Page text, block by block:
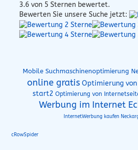
3.6 von 5 Sternen bewertet.
Bewerten Sie unsere Suche jetzt:
Mobile Suchmaschinenoptimierung
online gratis Optimierung
start2 Optimierung von
Werbung im Internet
InternetWerbung kaufen
cRowSpider